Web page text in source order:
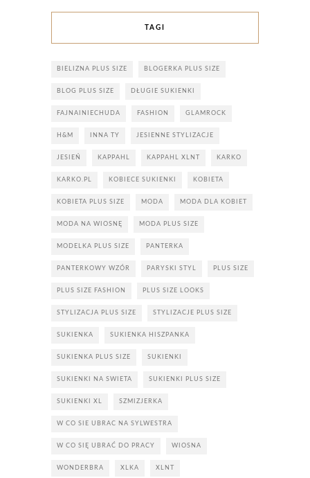
TAGI
BIELIZNA PLUS SIZE BLOGERKA PLUS SIZE
BLOG PLUS SIZE DŁUGIE SUKIENKI
FAJNAINIECHUDA FASHION GLAMROCK
H&M INNA TY JESIENNE STYLIZACJE
JESIEŃ KAPPAHL KAPPAHL XLNT KARKO
KARKO.PL KOBIECE SUKIENKI KOBIETA
KOBIETA PLUS SIZE MODA MODA DLA KOBIET
MODA NA WIOSNĘ MODA PLUS SIZE
MODELKA PLUS SIZE PANTERKA
PANTERKOWY WZÓR PARYSKI STYL PLUS SIZE
PLUS SIZE FASHION PLUS SIZE LOOKS
STYLIZACJA PLUS SIZE STYLIZACJE PLUS SIZE
SUKIENKA SUKIENKA HISZPANKA
SUKIENKA PLUS SIZE SUKIENKI
SUKIENKI NA SWIETA SUKIENKI PLUS SIZE
SUKIENKI XL SZMIZJERKA
W CO SIE UBRAC NA SYLWESTRA
W CO SIĘ UBRAĆ DO PRACY WIOSNA
WONDERBRA XLKA XLNT